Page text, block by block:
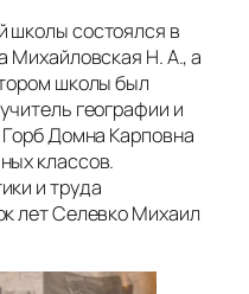
школы состоялся в
Михайловская Н. А., а
школы был
географии и
Домна Карповна
классов.
и труда
лет Селевко Михаил